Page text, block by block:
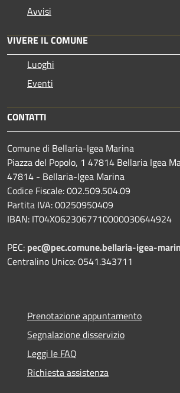
Avvisi
VIVERE IL COMUNE
Luoghi
Eventi
CONTATTI
Comune di Bellaria-Igea Marina
Piazza del Popolo, 1 47814 Bellaria Igea
47814 - Bellaria-Igea Marina
Codice Fiscale: 002.509.504.09
Partita IVA: 00250950409
IBAN: IT04X0623067710000030644924
PEC: pec@pec.comune.bellaria-igea-
Centralino Unico: 0541.343711
Prenotazione appuntamento
Segnalazione disservizio
Leggi le FAQ
Richiesta assistenza